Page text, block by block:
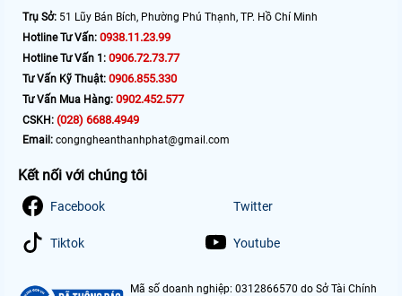
Trụ Sở: 51 Lũy Bán Bích, Phường Phú Thạnh, TP. Hồ Chí Minh
Hotline Tư Vấn: 0938.11.23.99
Hotline Tư Vấn 1: 0906.72.73.77
Tư Vấn Kỹ Thuật: 0906.855.330
Tư Vấn Mua Hàng: 0902.452.577
CSKH: (028) 6688.4949
Email: congngheanthanhphat@gmail.com
Kết nối với chúng tôi
Facebook Twitter
Tiktok Youtube
Mã số doanh nghiệp: 0312866570 do Sở Tài Chính